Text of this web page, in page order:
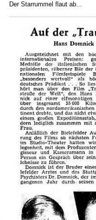
Der Starrummel flaut ab...